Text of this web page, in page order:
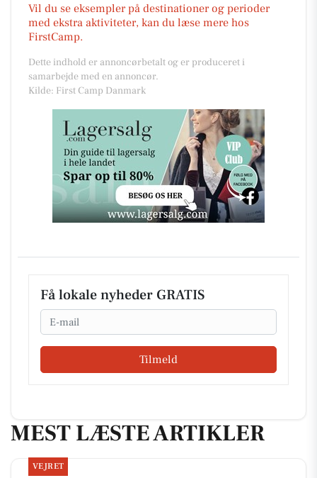
Vil du se eksempler på destinationer og perioder
med ekstra aktiviteter, kan du læse mere hos
FirstCamp.
Dette indhold er annoncørbetalt og er produceret i
samarbejde med en annoncør.
Kilde: First Camp Danmark
Få lokale nyheder GRATIS
Email
Tilmeld
MEST LÆSTE ARTIKLER
VEJRET